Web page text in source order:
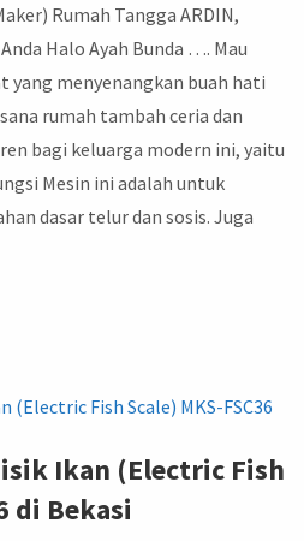
Rumah Tangga ARDIN,
Halo Ayah Bunda …. Mau
yang menyenangkan buah hati
rumah tambah ceria dan
bagi keluarga modern ini, yaitu
Mesin ini adalah untuk
dasar telur dan sosis. Juga
Ikan (Electric Fish
di Bekasi